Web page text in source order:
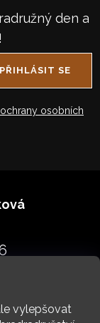
vylepšovat
den a
osobních
PŘIHLÁSIT SE